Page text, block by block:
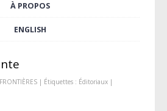
À PROPOS
ENGLISH
| Étiquettes : Éditoriaux|